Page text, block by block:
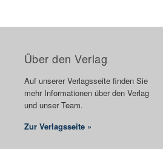
Über den Verlag
Auf unserer Verlagsseite finden Sie
mehr Informationen über den Verlag
und unser Team.
Zur Verlagsseite »